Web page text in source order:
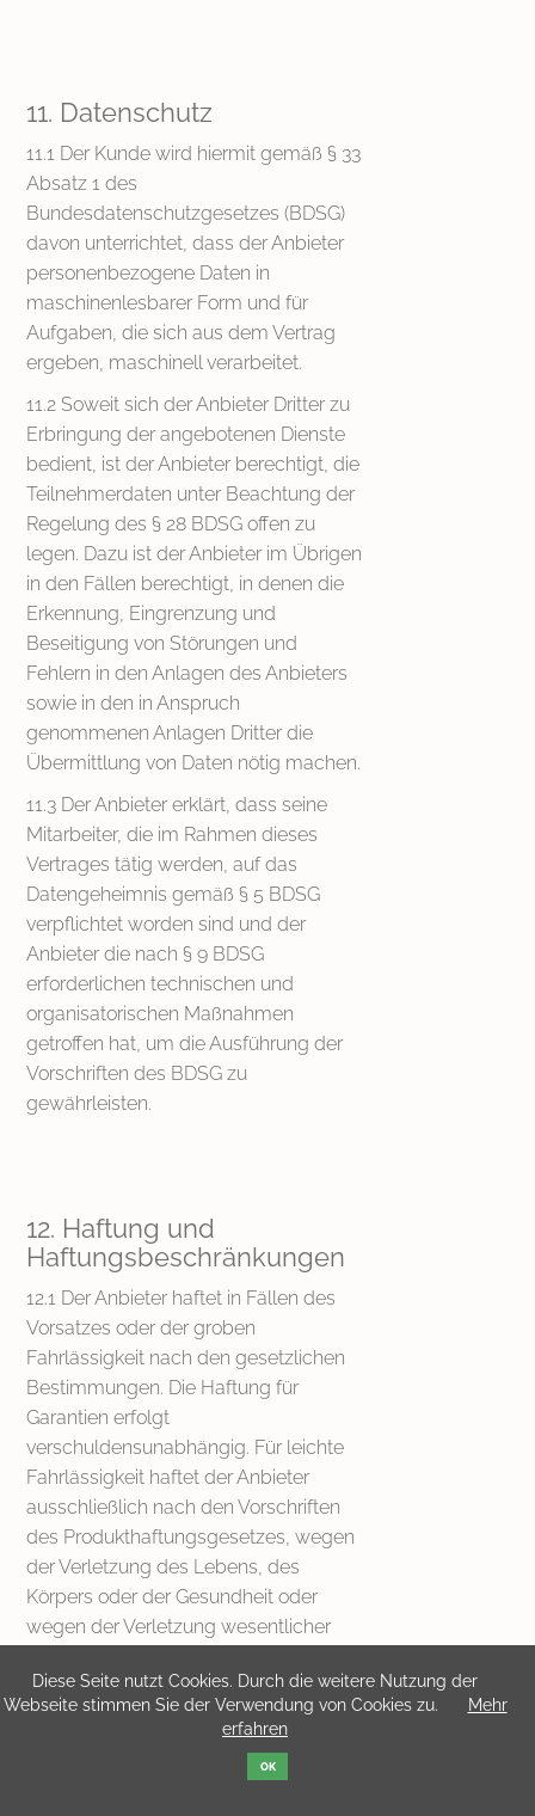
11. Datenschutz
11.1 Der Kunde wird hiermit gemäß § 33
Absatz 1 des
Bundesdatenschutzgesetzes (BDSG)
davon unterrichtet, dass der Anbieter
personenbezogene Daten in
maschinenlesbarer Form und für
Aufgaben, die sich aus dem Vertrag
ergeben, maschinell verarbeitet.
11.2 Soweit sich der Anbieter Dritter zu
Erbringung der angebotenen Dienste
bedient, ist der Anbieter berechtigt, die
Teilnehmerdaten unter Beachtung der
Regelung des § 28 BDSG offen zu
legen. Dazu ist der Anbieter im Übrigen
in den Fällen berechtigt, in denen die
Erkennung, Eingrenzung und
Beseitigung von Störungen und
Fehlern in den Anlagen des Anbieters
sowie in den in Anspruch
genommenen Anlagen Dritter die
Übermittlung von Daten nötig machen.
11.3 Der Anbieter erklärt, dass seine
Mitarbeiter, die im Rahmen dieses
Vertrages tätig werden, auf das
Datengeheimnis gemäß § 5 BDSG
verpflichtet worden sind und der
Anbieter die nach § 9 BDSG
erforderlichen technischen und
organisatorischen Maßnahmen
getroffen hat, um die Ausführung der
Vorschriften des BDSG zu
gewährleisten.
12. Haftung und
Haftungsbeschränkungen
12.1 Der Anbieter haftet in Fällen des
Vorsatzes oder der groben
Fahrlässigkeit nach den gesetzlichen
Bestimmungen. Die Haftung für
Garantien erfolgt
verschuldensunabhängig. Für leichte
Fahrlässigkeit haftet der Anbieter
ausschließlich nach den Vorschriften
des Produkthaftungsgesetzes, wegen
der Verletzung des Lebens, des
Körpers oder der Gesundheit oder
wegen der Verletzung wesentlicher
Schadensersatzanspruch für die leicht
fahrlässige Verletzung wesentlicher
vertragstypischen, vorhersehbaren
Diese Seite nutzt Cookies. Durch die weitere Nutzung der
Webseite stimmen Sie der Verwendung von Cookies zu.
Mehr
erfahren
OK